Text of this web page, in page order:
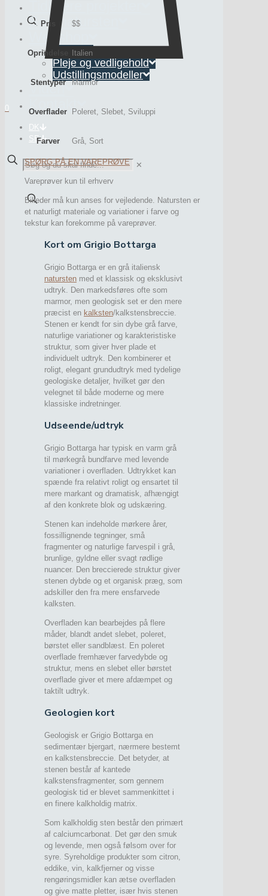
Tidligere projekter
Søg natursten
Webshop
Interiør
Pleje og vedligehold
Udstillingsmodeller
Viden
0
DK
SE
✕
Pris $$
Oprindelse Italien
Stentyper Marmor
Overflader Poleret, Slebet, Sviluppi
Farver Grå, Sort
SPØRG PÅ EN VAREPRØVE
Vareprøver kun til erhverv
Billeder må kun anses for vejledende. Natursten er
et naturligt materiale og variationer i farve og
tekstur kan forekomme på vareprøver.
Kort om Grigio Bottarga
Grigio Bottarga er en grå italiensk
natursten med et klassisk og eksklusivt
udtryk. Den markedsføres ofte som
marmor, men geologisk set er den mere
præcist en kalksten/kalkstensbreccie.
Stenen er kendt for sin dybe grå farve,
naturlige variationer og karakteristiske
struktur, som giver hver plade et
individuelt udtryk. Den kombinerer et
roligt, elegant grundudtryk med tydelige
geologiske detaljer, hvilket gør den
velegnet til både moderne og mere
klassiske indretninger.
Udseende/udtryk
Grigio Bottarga har typisk en varm grå
til mørkegrå bundfarve med levende
variationer i overfladen. Udtrykket kan
spænde fra relativt roligt og ensartet til
mere markant og dramatisk, afhængigt
af den konkrete blok og udskæring.
Stenen kan indeholde mørkere årer,
fossillignende tegninger, små
fragmenter og naturlige farvespil i grå,
brunlige, gyldne eller svagt rødlige
nuancer. Den breccierede struktur giver
stenen dybde og et organisk præg, som
adskiller den fra mere ensfarvede
kalksten.
Overfladen kan bearbejdes på flere
måder, blandt andet slebet, poleret,
børstet eller sandblæst. En poleret
overflade fremhæver farvedybde og
struktur, mens en slebet eller børstet
overflade giver et mere afdæmpet og
taktilt udtryk.
Geologien kort
Geologisk er Grigio Bottarga en
sedimentær bjergart, nærmere bestemt
en kalkstensbreccie. Det betyder, at
stenen består af kantede
kalkstensfragmenter, som gennem
geologisk tid er blevet sammenkittet i
en finere kalkholdig matrix.
Som kalkholdig sten består den primært
af calciumcarbonat. Det gør den smuk
og levende, men også følsom over for
syre. Syreholdige produkter som citron,
eddike, vin, kalkfjerner og visse
rengøringsmidler kan ætse overfladen
og give matte pletter, især hvis stenen